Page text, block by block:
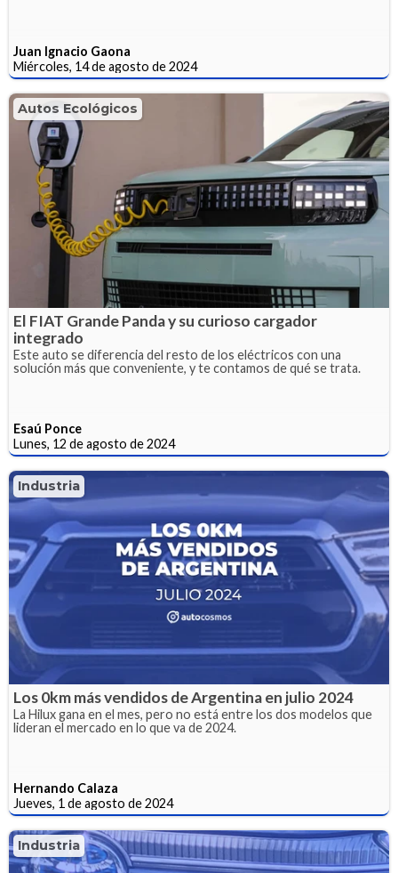
Juan Ignacio Gaona
Miércoles, 14 de agosto de 2024
Autos Ecológicos
El FIAT Grande Panda y su curioso cargador
integrado
Este auto se diferencia del resto de los eléctricos con una
solución más que conveniente, y te contamos de qué se trata.
Esaú Ponce
Lunes, 12 de agosto de 2024
Industria
Los 0km más vendidos de Argentina en julio 2024
La Hilux gana en el mes, pero no está entre los dos modelos que
lideran el mercado en lo que va de 2024.
Hernando Calaza
Jueves, 1 de agosto de 2024
Industria